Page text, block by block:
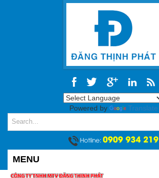
Powered by Translate
Hotline:0909 934 219
MENU